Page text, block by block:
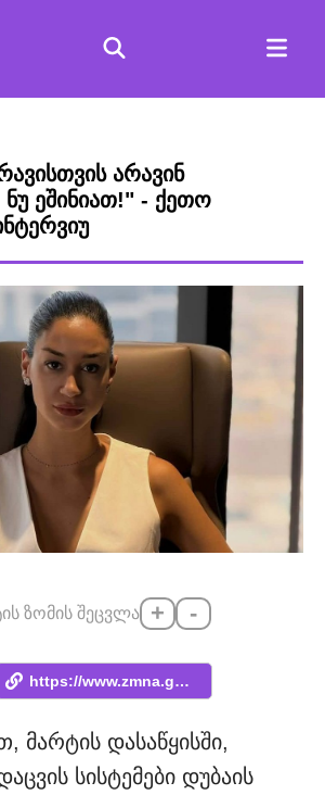
არავინ
ნუ ეშინიათ!" - ქეთო
ზომის შეცვლა + -
https://www.zmna.ge/news/exclusive-aravi...
მარტის დასაწყისში,
სისტემები დუბაის